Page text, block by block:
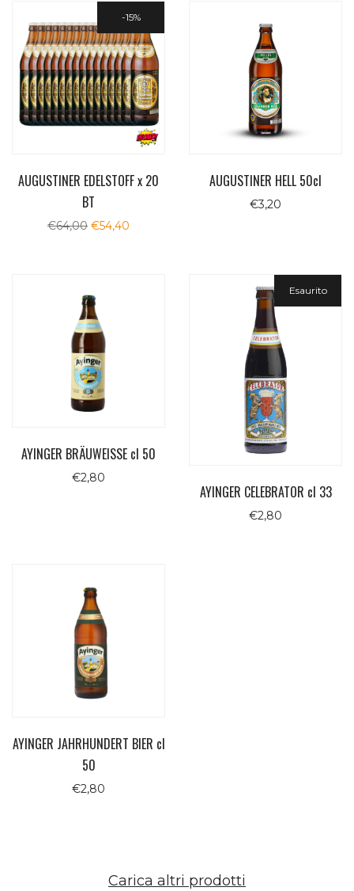
15%
AUGUSTINER EDELSTOFF x 20
BT
€64,00 Il
€54,40
AUGUSTINER HELL 50cl
€3,20
AYINGER BRÄUWEISSE cl 50
€2,80
Esaurito
AYINGER CELEBRATOR cl 33
€2,80
AYINGER JAHRHUNDERT BIER cl
50
€2,80
Carica altri prodotti